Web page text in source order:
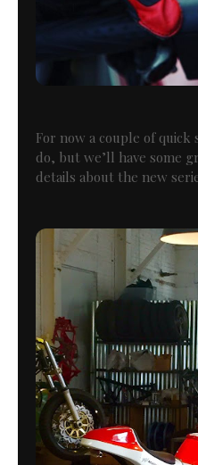
For now a couple of
do, but we’ll have some
details about the new